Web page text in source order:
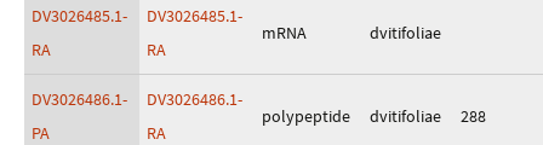
DV3026485.1-
RA
DV3026485.1-
RA
mRNA dvitifoliae
DV3026486.1-
PA
DV3026486.1-
RA
polypeptide dvitifoliae 288